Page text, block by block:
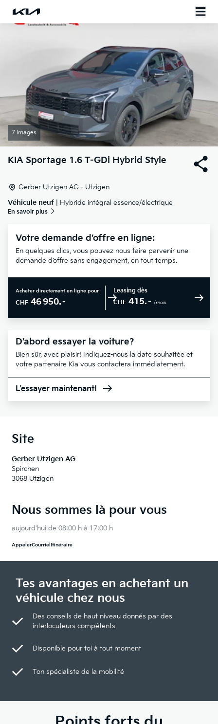
7 Images
KIA Sportage 1.6 T-GDi Hybrid Style
Gerber Utzigen AG - Utzigen
Véhicule neuf | Hybride intégral essence/électrique
En savoir plus
Votre demande d’offre en ligne:
En quelques clics, vous pouvez nous faire parvenir une
demande d’offre sans engagement, en tout temps.
Acheter directement en ligne pour
CHF 46 950.–
Leasing dès
CHF 415.– /mois
D’abord essayer la voiture?
Bien sûr, avec plaisir! Indiquez-nous la date souhaitée et
votre partenaire Kia vous contactera immédiatement.
L’essayer maintenant!
Site
Gerber Utzigen AG
Spirchen
3068 Utzigen
Nous sommes là pour vous
aujourd'hui de 08:00 h à 17:00 h
AppelerCourriel Itinéraire
Tes avantages en achetant un
véhicule chez nous
Des conseils de haut niveau donnés par des
interlocuteurs compétents
Disponible pour toi à tout moment
Ton spécialiste de la mobilité